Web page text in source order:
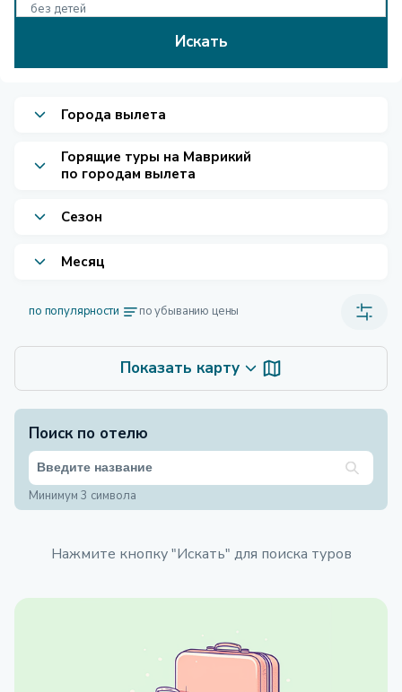
без детей
Искать
Города вылета
Горящие туры на Маврикий
по городам вылета
Сезон
Месяц
по популярности по убыванию цены
Показать карту
Поиск по отелю
Минимум 3 символа
Нажмите кнопку "Искать" для поиска туров